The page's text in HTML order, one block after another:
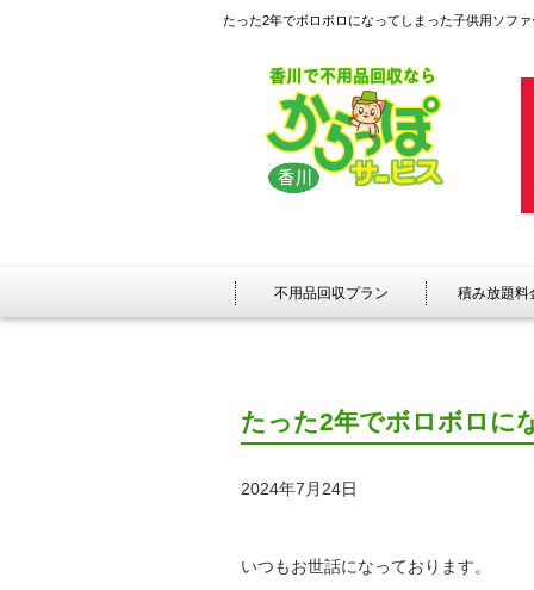
たった2年でボロボロになってしまった子供用ソ
不用品回収プラン 積み放題料
たった2年でボロボロに
2024年7月24日
いつもお世話になっております。